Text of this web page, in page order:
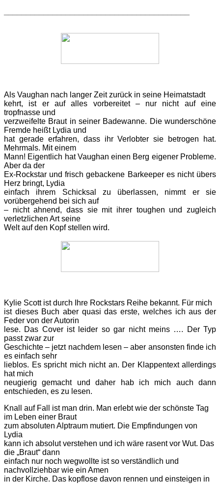
Als Vaughan nach langer Zeit zurück in seine Heimatstadt
kehrt, ist er auf alles vorbereitet – nur nicht auf eine
tropfnasse und
verzweifelte Braut in seiner Badewanne. Die wunderschöne
Fremde heißt Lydia und
hat gerade erfahren, dass ihr Verlobter sie betrogen hat.
Mehrmals. Mit einem
Mann! Eigentlich hat Vaughan einen Berg eigener Probleme.
Aber da der
Ex-Rockstar und frisch gebackene Barkeeper es nicht übers
Herz bringt, Lydia
einfach ihrem Schicksal zu überlassen, nimmt er sie
vorübergehend bei sich auf
– nicht ahnend, dass sie mit ihrer toughen und zugleich
verletzlichen Art seine
Welt auf den Kopf stellen wird.
Kylie Scott ist durch Ihre Rockstars Reihe bekannt. Für mich
ist dieses Buch aber quasi das erste, welches ich aus der
Feder von der Autorin
lese. Das Cover ist leider so gar nicht meins …. Der Typ
passt zwar zur
Geschichte – jetzt nachdem lesen – aber ansonsten finde ich
es einfach sehr
lieblos. Es spricht mich nicht an. Der Klappentext allerdings
hat mich
neugierig gemacht und daher hab ich mich auch dann
entschieden, es zu lesen.
Knall auf Fall ist man drin. Man erlebt wie der schönste Tag
im Leben einer Braut
zum absoluten Alptraum mutiert. Die Empfindungen von
Lydia
kann ich absolut verstehen und ich wäre rasent vor Wut. Das
die „Braut“ dann
einfach nur noch wegwollte ist so verständlich und
nachvollziehbar wie ein Amen
in der Kirche. Das kopflose davon rennen und einsteigen in